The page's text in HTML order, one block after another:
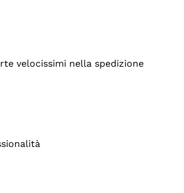
velocissimi nella spedizione